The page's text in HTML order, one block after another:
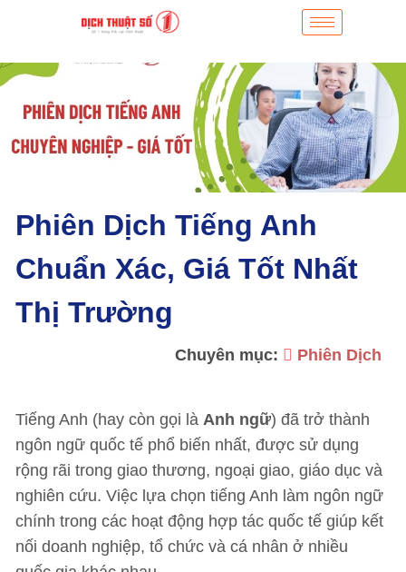
Phiên Dịch Tiếng Anh
Chuẩn Xác, Giá Tốt Nhất
Thị Trường
Chuyên mục: Phiên Dịch
Tiếng Anh (hay còn gọi là Anh ngữ) đã trở thành
ngôn ngữ quốc tế phổ biến nhất, được sử dụng
rộng rãi trong giao thương, ngoại giao, giáo dục và
nghiên cứu. Việc lựa chọn tiếng Anh làm ngôn ngữ
chính trong các hoạt động hợp tác quốc tế giúp kết
nối doanh nghiệp, tổ chức và cá nhân ở nhiều